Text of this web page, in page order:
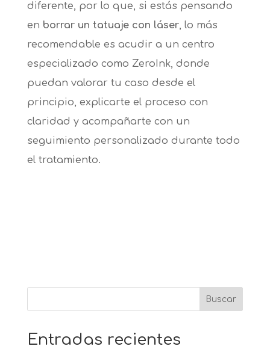
diferente, por lo que, si estás pensando
en borrar un tatuaje con láser, lo más
recomendable es acudir a un centro
especializado como ZeroInk, donde
puedan valorar tu caso desde el
principio, explicarte el proceso con
claridad y acompañarte con un
seguimiento personalizado durante todo
el tratamiento.
Buscar
Entradas recientes